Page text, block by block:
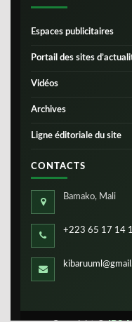
Espaces publicitaires
Portail des sites
Vidéos
Archives
Ligne éditoriale du site
CONTACTS
Bamako, Mali
+223 65 17 14